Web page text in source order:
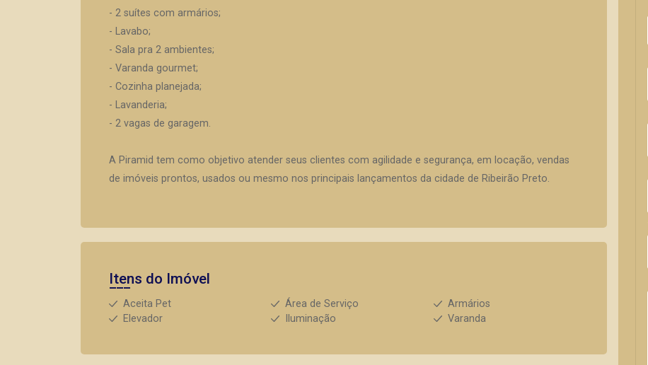
- 2 suítes com armários;
- Lavabo;
- Sala pra 2 ambientes;
- Varanda gourmet;
- Cozinha planejada;
- Lavanderia;
- 2 vagas de garagem.
A Piramid tem como objetivo atender seus clientes com agilidade e segurança, em locação, vendas
de imóveis prontos, usados ou mesmo nos principais lançamentos da cidade de Ribeirão Preto.
Itens do Imóvel
Aceita Pet Área de Serviço
Armários
Elevador
Iluminação Varanda